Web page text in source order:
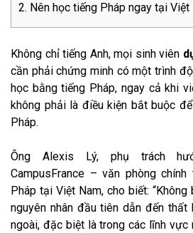
Nên học tiếng Pháp ngay tại
Không chỉ tiếng Anh, mọi sinh viên
cần phải chứng minh có một trình
học bằng tiếng Pháp, ngay cả khi
không phải là điều kiện bắt buộc
Pháp.
Ông Alexis Lý, phụ trách
CampusFrance – văn phòng
Pháp tại Việt Nam, cho biết:
nguyên nhân đầu tiên dẫn đến
ngoài, đặc biệt là trong các lĩnh vực